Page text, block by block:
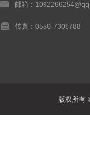
邮箱：
传真：0550-7308788
版权所有